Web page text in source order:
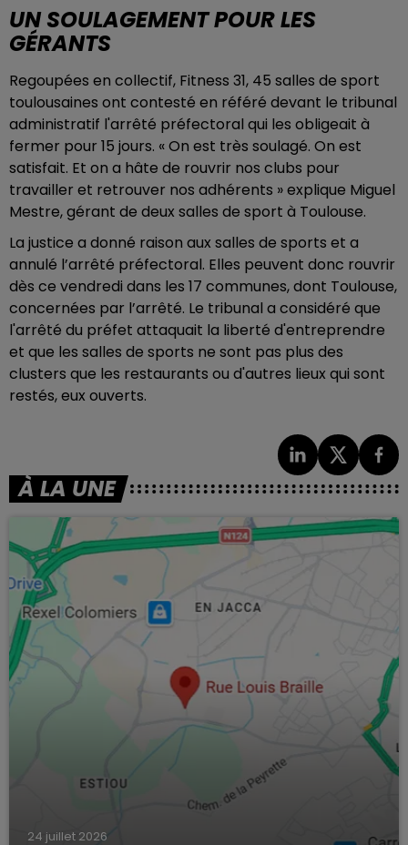
UN SOULAGEMENT POUR LES
GÉRANTS
Regoupées en collectif, Fitness 31, 45 salles de sport
toulousaines ont contesté en référé devant le tribunal
administratif l'arrêté préfectoral qui les obligeait à
fermer pour 15 jours. « On est très soulagé. On est
satisfait. Et on a hâte de rouvrir nos clubs pour
travailler et retrouver nos adhérents » explique Miguel
Mestre, gérant de deux salles de sport à Toulouse.
La justice a donné raison aux salles de sports et a
annulé l’arrêté préfectoral. Elles peuvent donc rouvrir
dès ce vendredi dans les 17 communes, dont Toulouse,
concernées par l’arrêté. Le tribunal a considéré que
l'arrêté du préfet attaquait la liberté d'entreprendre
et que les salles de sports ne sont pas plus des
clusters que les restaurants ou d'autres lieux qui sont
restés, eux ouverts.
À LA UNE
24 juillet 2026